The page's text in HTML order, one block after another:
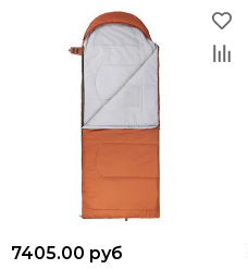
7405.00 руб